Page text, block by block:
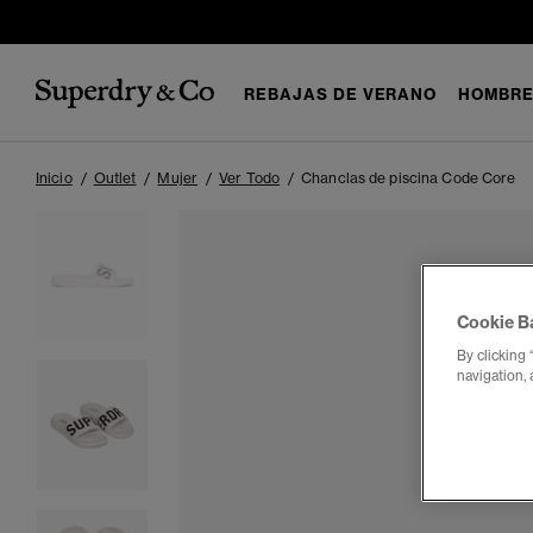
REBAJAS DE VERANO HOMBRE
Inicio Outlet Mujer Ver Todo Chanclas de piscina Code Core
Cookie
By clicking
navigation,